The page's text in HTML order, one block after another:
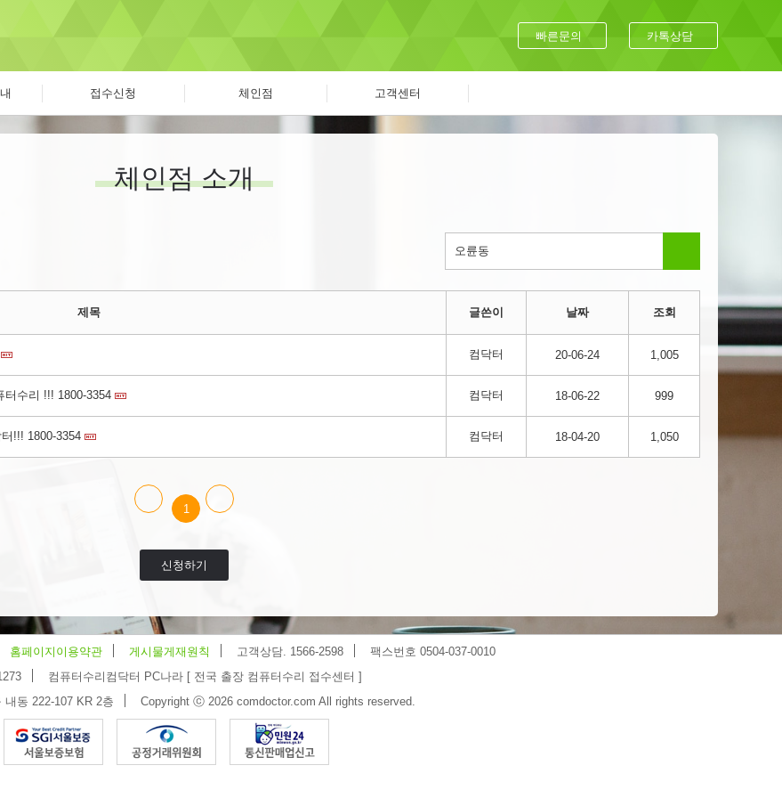
빠른문의 카톡상담
접수신청 체인점 고객센터
체인점 소개
제목 글쓴이 날짜 조회
컴닥터 20-06-24 1,005
터수리 !!! 1800-3354 컴닥터 18-06-22 999
!!! 1800-3354 컴닥터 18-04-20 1,050
1
신청하기
홈페이지이용약관 게시물게재원칙 고객상담. 1566-2598
팩스번호 0504-037-0010
컴퓨터수리컴닥터 PC나라 [ 전국 출장 컴퓨터수리 접수센터 ]
동 222-107 KR 2층
Copyright ⓒ 2026 comdoctor.com All rights reserved.